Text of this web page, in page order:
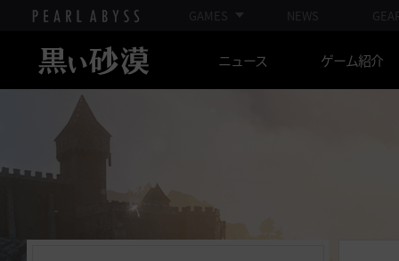
GAMES NEWS
ニュース ゲーム紹介